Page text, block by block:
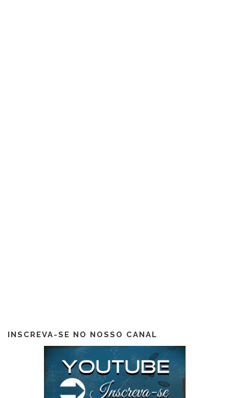
INSCREVA-SE NO NOSSO CANAL